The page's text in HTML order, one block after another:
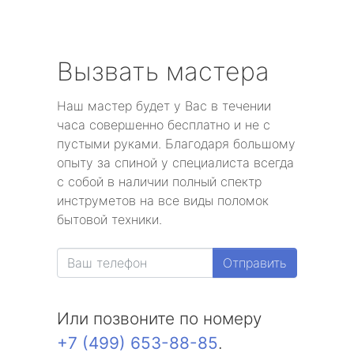
Вызвать мастера
Наш мастер будет у Вас в течении
часа совершенно бесплатно и не с
пустыми руками. Благодаря большому
опыту за спиной у специалиста всегда
с собой в наличии полный спектр
инструметов на все виды поломок
бытовой техники.
Отправить
Или позвоните по номеру
+7 (499) 653-88-85.